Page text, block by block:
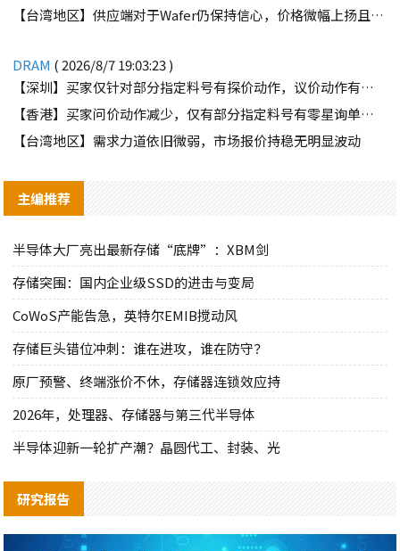
【台湾地区】供应端对于Wafer仍保持信心，价格微幅上扬且惜售态度不变
DRAM ( 2026/8/7 19:03:23 )
【深圳】买家仅针对部分指定料号有探价动作，议价动作有所减少
【香港】买家问价动作减少，仅有部分指定料号有零星询单动作
【台湾地区】需求力道依旧微弱，市场报价持稳无明显波动
主编推荐
半导体大厂亮出最新存储“底牌”：XBM剑
存储突围：国内企业级SSD的进击与变局
CoWoS产能告急，英特尔EMIB搅动风
存储巨头错位冲刺：谁在进攻，谁在防守？
原厂预警、终端涨价不休，存储器连锁效应持
2026年，处理器、存储器与第三代半导体
半导体迎新一轮扩产潮？晶圆代工、封装、光
研究报告